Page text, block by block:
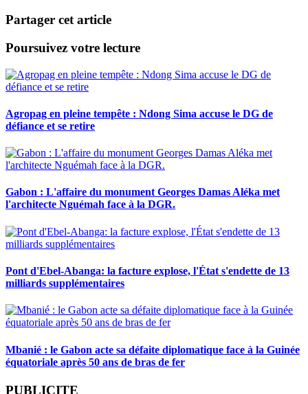
Partager cet article
Poursuivez votre lecture
Agropag en pleine tempête : Ndong Sima accuse le DG de
défiance et se retire
Gabon : L'affaire du monument Georges Damas Aléka met
l'architecte Nguémah face à la DGR.
Pont d'Ebel-Abanga: la facture explose, l'État s'endette de 13
milliards supplémentaires
Mbanié : le Gabon acte sa défaite diplomatique face à la Guinée
équatoriale après 50 ans de bras de fer
PUBLICITE